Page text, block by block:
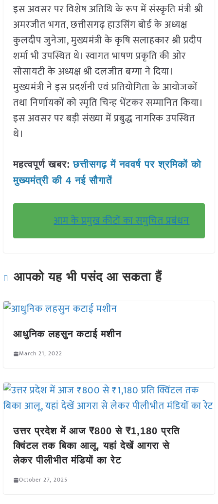
इस अवसर पर विशेष अतिथि के रूप में संस्कृति मंत्री श्री
अमरजीत भगत, छत्तीसगढ़ हाउसिंग बोर्ड के अध्यक्ष
कुलदीप जुनेजा, मुख्यमंत्री के कृषि सलाहकार श्री प्रदीप
शर्मा भी उपस्थित थे। स्वागत भाषण प्रकृति की ओर
सोसायटी के अध्यक्ष श्री दलजीत बग्गा ने दिया।
मुख्यमंत्री ने इस प्रदर्शनी एवं प्रतियोगिता के आयोजकों
तथा निर्णायकों को स्मृति चिन्ह भेंटकर सम्मानित किया।
इस अवसर पर बड़ी संख्या में प्रबुद्ध नागरिक उपस्थित
थे।
महत्वपूर्ण खबर: छत्तीसगढ़ में नववर्ष पर श्रमिकों को
मुख्यमंत्री की 4 नई सौगातें
आम के प्रमुख कीटों का समुचित प्रबंधन
आपको यह भी पसंद आ सकता हैं
आधुनिक लहसुन कटाई मशीन
March 21, 2022
उत्तर प्रदेश में आज ₹800 से ₹1,180 प्रति
क्विंटल तक बिका आलू, यहां देखें आगरा से
लेकर पीलीभीत मंडियों का रेट
October 27, 2025